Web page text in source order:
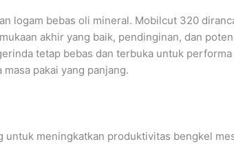
logam bebas oli mineral. Mobilcut 320
akhir yang baik, pendinginan, dan
tetap bebas dan terbuka untuk
pakai yang panjang.
untuk meningkatkan produktivitas bengkel